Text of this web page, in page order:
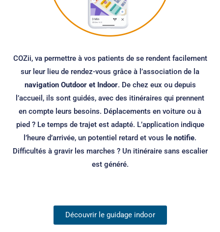
COZii, va permettre à vos patients de se rendent facilement
sur leur lieu de rendez-vous grâce à l’association de la
navigation Outdoor et Indoor. De chez eux ou depuis
l’accueil, ils sont guidés, avec des itinéraires qui prennent
en compte leurs besoins. Déplacements en voiture ou à
pied ? Le temps de trajet est adapté. L’application indique
l’heure d’arrivée, un potentiel retard et vous le notifie.
Difficultés à gravir les marches ? Un itinéraire sans escalier
est généré.
Découvrir le guidage indoor